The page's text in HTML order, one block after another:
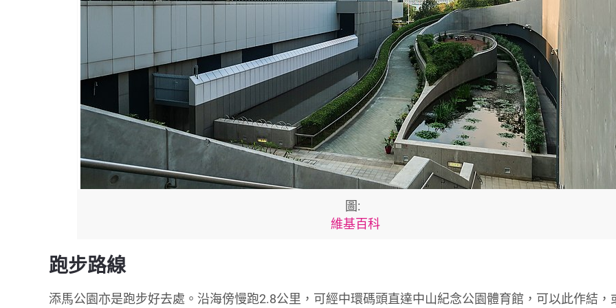
圖:
維基百科
跑步路線
添馬公園亦是跑步好去處。沿海傍慢跑2.8公里，可經中環碼頭直達中山紀念公園體育館，可以此作結，